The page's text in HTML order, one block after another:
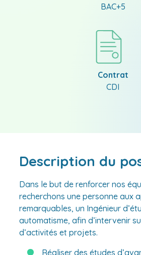
BAC+5
Contrat
CDI
Description du
Dans le but de renforcer nos
recherchons une personne aux
remarquables, un Ingénieur
automatisme, afin d’intervenir
d’activités et projets.
Réaliser des études